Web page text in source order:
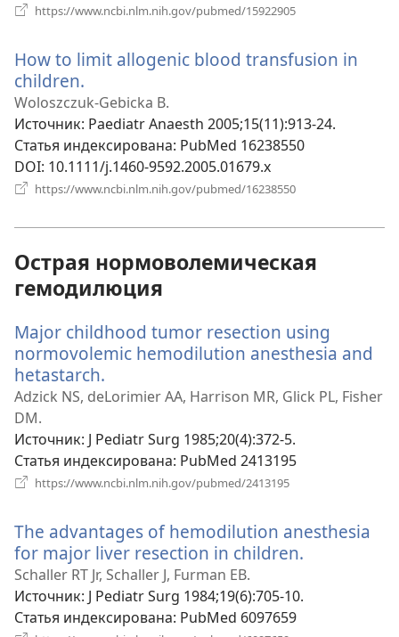
https://www.ncbi.nlm.nih.gov/pubmed/15922905
окне)
How to limit allogenic blood transfusion in
children.
в
новом
окне)
Woloszczuk-Gebicka B.
Источник‎: Paediatr Anaesth 2005;15(11):913-24.
Статья индексирована‎: PubMed 16238550
DOI‎: 10.1111/j.1460-9592.2005.01679.x
https://www.ncbi.nlm.nih.gov/pubmed/16238550
Острая нормоволемическая
гемодилюция
Major childhood tumor resection using
normovolemic hemodilution anesthesia and
hetastarch.
в
окне)
Adzick NS, deLorimier AA, Harrison MR, Glick PL, Fisher
DM.
Источник‎: J Pediatr Surg 1985;20(4):372-5.
Статья индексирована‎: PubMed 2413195
https://www.ncbi.nlm.nih.gov/pubmed/2413195
окне)
The advantages of hemodilution anesthesia
for major liver resection in children.
Schaller RT Jr, Schaller J, Furman EB.
Источник‎: J Pediatr Surg 1984;19(6):705-10.
Статья индексирована‎: PubMed 6097659